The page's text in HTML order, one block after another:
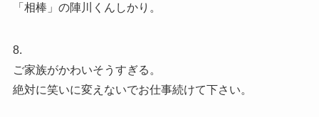
「相棒」の陣川くんしかり。
8.
ご家族がかわいそうすぎる。
絶対に笑いに変えないでお仕事続けて下さい。